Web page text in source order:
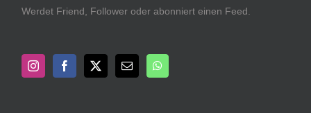
Werdet Friend, Follower oder abonniert einen Feed.